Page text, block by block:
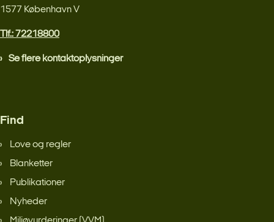
1577 København V
Tlf.: 72218800
Se flere kontaktoplysninger
Find
Love og regler
Blanketter
Publikationer
Nyheder